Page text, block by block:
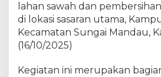
i
a
k
,
S
a
lahan sawah dan
di lokasi sasaran utama,
Kecamatan Sungai Mandau,
(16/10/2025)
Kegiatan ini merupakan